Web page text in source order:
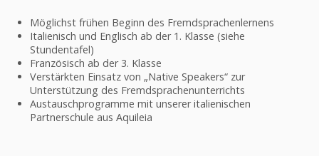
Beratung
Jugendcoaching
ANGEBOT
Gymnasium
Möglichst frühen Beginn des Fremdsprachenlernens
Italienisch und Englisch ab der 1. Klasse (siehe
Stundentafel)
Französisch ab der 3. Klasse
Verstärkten Einsatz von „Native Speakers“ zur
Unterstützung des Fremdsprachenunterrichts
Austauschprogramme mit unserer italienischen
Partnerschule aus Aquileia